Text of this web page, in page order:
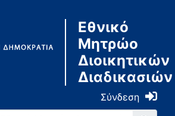
Εθνικό
Μητρώο
Διοικητικών
Διαδικασιών
Σύνδεση